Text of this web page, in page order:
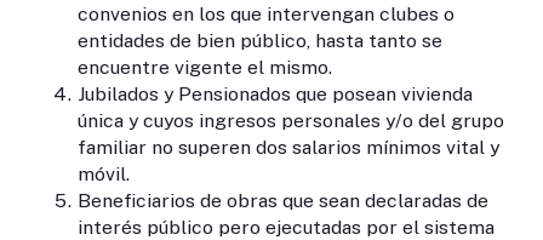
convenios en los que intervengan clubes o
entidades de bien público, hasta tanto se
encuentre vigente el mismo.
Jubilados y Pensionados que posean vivienda
única y cuyos ingresos personales y/o del grupo
familiar no superen dos salarios mínimos vital y
móvil.
Beneficiarios de obras que sean declaradas de
interés público pero ejecutadas por el sistema